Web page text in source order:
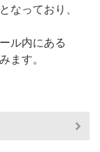
なっており、
ル内にある
ます。